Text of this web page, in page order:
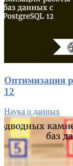
Оптимизация
12
Наука о данных